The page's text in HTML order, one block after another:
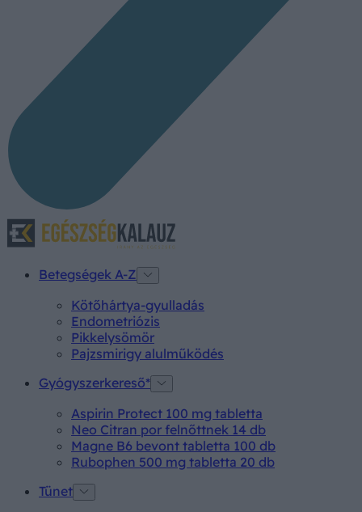
Betegségek A-Z
Kötőhártya-gyulladás
Endometriózis
Pikkelysömör
Pajzsmirigy alulműködés
Gyógyszerkereső*
Aspirin Protect 100 mg tabletta
Neo Citran por felnőttnek 14 db
Magne B6 bevont tabletta 100 db
Rubophen 500 mg tabletta 20 db
Tünet